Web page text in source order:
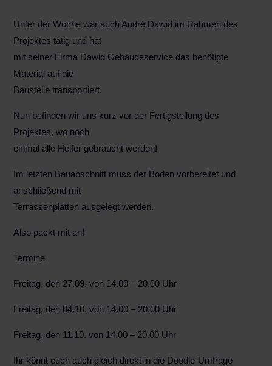
Unter der Woche war auch André Dawid im Rahmen des
Projektes tätig und hat
mit seiner Firma Dawid Gebäudeservice das benötigte
Material auf die
Baustelle transportiert.
Nun befinden wir uns kurz vor der Fertigstellung des
Projektes, wo noch
einmal alle Helfer gebraucht werden!
Im letzten Bauabschnitt muss der Boden vorbereitet und
anschließend mit
Terrassenplatten ausgelegt werden.
Also packt mit an!
Termine
Freitag, den 27.09. von 14.00 – 20.00 Uhr
Freitag, den 04.10. von 14.00 – 20.00 Uhr
Freitag, den 11.10. von 14.00 – 20.00 Uhr
Ihr könnt euch auch gleich direkt in die Doodle-Umfrage